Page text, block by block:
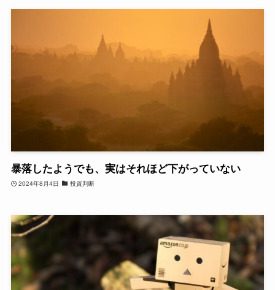
暴落したようでも、実はそれほど下がっていない
2024年8月4日 投資判断